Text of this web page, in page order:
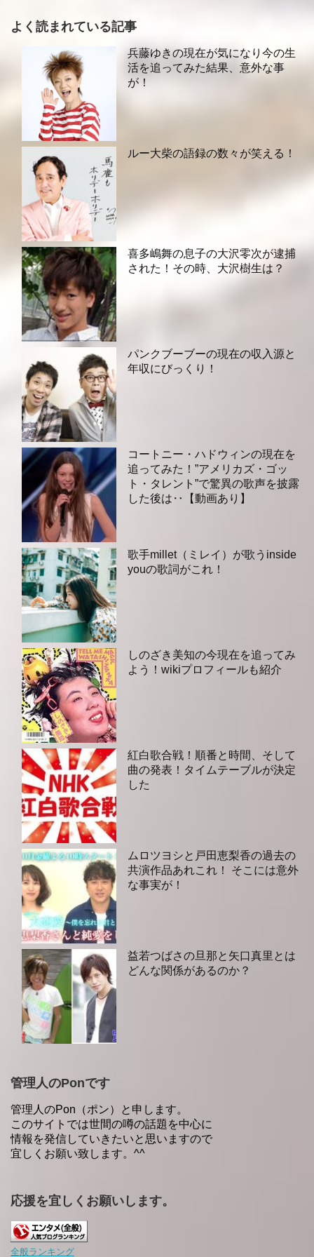
よく読まれている記事
兵藤ゆきの現在が気になり今の生
活を追ってみた結果、意外な事
が！
ルー大柴の語録の数々が笑える！
喜多嶋舞の息子の大沢零次が逮捕
された！その時、大沢樹生は？
パンクブーブーの現在の収入源と
年収にびっくり！
コートニー・ハドウィンの現在を
追ってみた！”アメリカズ・ゴッ
ト・タレント”で驚異の歌声を披露
した後は‥【動画あり】
歌手millet（ミレイ）が歌うinside
youの歌詞がこれ！
しのざき美知の今現在を追ってみ
よう！wikiプロフィールも紹介
紅白歌合戦！順番と時間、そして
曲の発表！タイムテーブルが決定
した
ムロツヨシと戸田恵梨香の過去の
共演作品あれこれ！ そこには意外
な事実が！
益若つばさの旦那と矢口真里とは
どんな関係があるのか？
管理人のPonです
管理人のPon（ポン）と申します。
このサイトでは世間の噂の話題を中心に
情報を発信していきたいと思いますので
宜しくお願い致します。^^
応援を宜しくお願いします。
全般ランキング